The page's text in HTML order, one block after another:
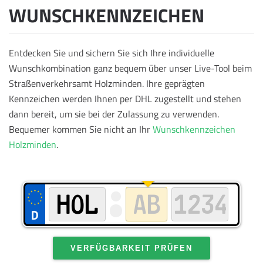
WUNSCHKENNZEICHEN
Entdecken Sie und sichern Sie sich Ihre individuelle
Wunschkombination ganz bequem über unser Live-Tool beim
Straßenverkehrsamt Holzminden. Ihre geprägten
Kennzeichen werden Ihnen per DHL zugestellt und stehen
dann bereit, um sie bei der Zulassung zu verwenden.
Bequemer kommen Sie nicht an IhrWunschkennzeichen
Holzminden.
VERFÜGBARKEIT PRÜFEN